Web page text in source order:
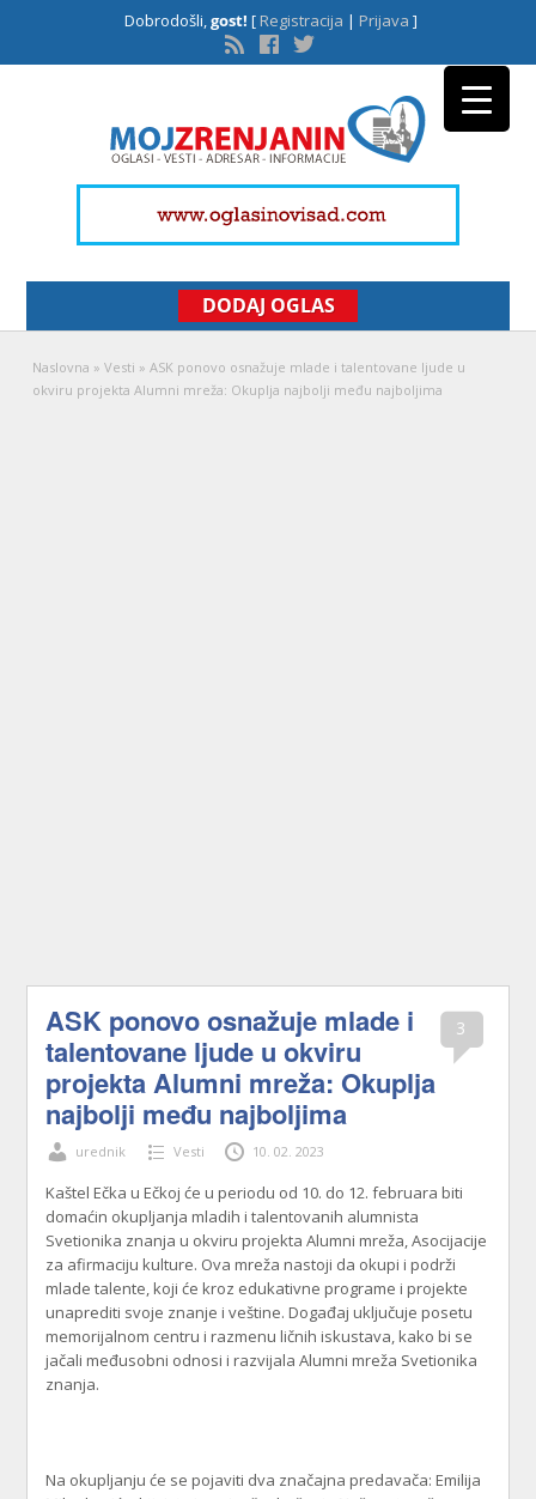
Dobrodošli,gost! [Registracija | Prijava ]
DODAJ OGLAS
Naslovna » Vesti » ASK ponovo osnažuje mlade i talentovane ljude u
okviru projekta Alumni mreža: Okuplja najbolji među najboljima
3
ASK ponovo osnažuje mlade i
talentovane ljude u okviru
projekta Alumni mreža: Okuplja
najbolji među najboljima
urednik Vesti 10. 02. 2023
Kaštel Ečka u Ečkoj će u periodu od 10. do 12. februara biti
domaćin okupljanja mladih i talentovanih alumnista
Svetionika znanja u okviru projekta Alumni mreža, Asocijacije
za afirmaciju kulture. Ova mreža nastoji da okupi i podrži
mlade talente, koji će kroz edukativne programe i projekte
unaprediti svoje znanje i veštine. Događaj uključuje posetu
memorijalnom centru i razmenu ličnih iskustava, kako bi se
jačali međusobni odnosi i razvijala Alumni mreža Svetionika
znanja.
Na okupljanju će se pojaviti dva značajna predavača: Emilija